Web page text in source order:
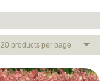
20 products per page